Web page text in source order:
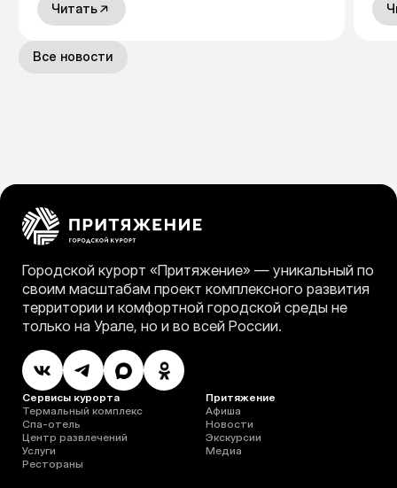
Читать
Все новости
Городской курорт «Притяжение» — уникальный по
своим масштабам проект комплексного развития
территории и комфортной городской среды не
только на Урале, но и во всей России.
Сервисы курорта
Термальный комплекс
Спа-отель
Центр развлечений
Услуги
Рестораны
Притяжение
Афиша
Новости
Экскурсии
Медиа